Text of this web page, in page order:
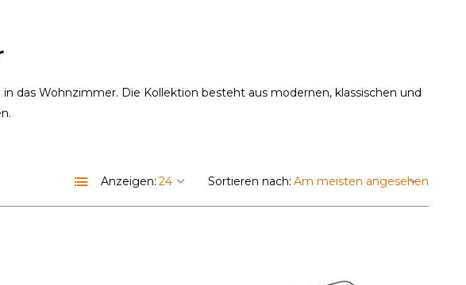
Benutzerkonto
das Wohnzimmer. Die Kollektion besteht aus modernen, klassischen und
Anzeigen: Sortieren nach: